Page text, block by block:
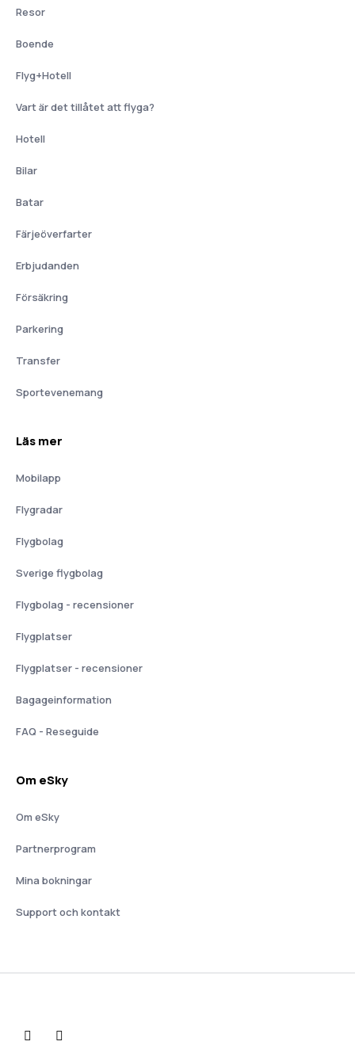
Resor
Boende
Flyg+Hotell
Vart är det tillåtet att flyga?
Hotell
Bilar
Batar
Färjeöverfarter
Erbjudanden
Försäkring
Parkering
Transfer
Sportevenemang
Läs mer
Mobilapp
Flygradar
Flygbolag
Sverige flygbolag
Flygbolag - recensioner
Flygplatser
Flygplatser - recensioner
Bagageinformation
FAQ - Reseguide
Om eSky
Om eSky
Partnerprogram
Mina bokningar
Support och kontakt